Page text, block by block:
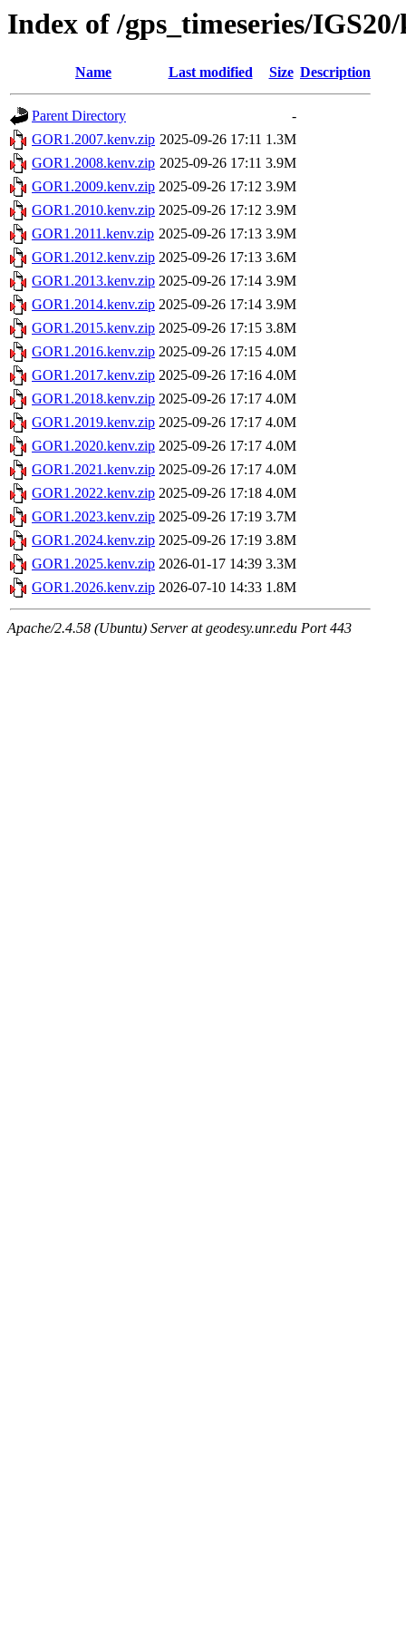
Index of /gps_timeseries/
Name Last modified Size Description
Parent Directory
-
GOR1.2007.kenv.zip 2025-09-26 17:11 1.3M
GOR1.2008.kenv.zip 2025-09-26 17:11 3.9M
GOR1.2009.kenv.zip 2025-09-26 17:12 3.9M
GOR1.2010.kenv.zip 2025-09-26 17:12 3.9M
GOR1.2011.kenv.zip 2025-09-26 17:13 3.9M
GOR1.2012.kenv.zip 2025-09-26 17:13 3.6M
GOR1.2013.kenv.zip 2025-09-26 17:14 3.9M
GOR1.2014.kenv.zip 2025-09-26 17:14 3.9M
GOR1.2015.kenv.zip 2025-09-26 17:15 3.8M
GOR1.2016.kenv.zip 2025-09-26 17:15 4.0M
GOR1.2017.kenv.zip 2025-09-26 17:16 4.0M
GOR1.2018.kenv.zip 2025-09-26 17:17 4.0M
GOR1.2019.kenv.zip 2025-09-26 17:17 4.0M
GOR1.2020.kenv.zip 2025-09-26 17:17 4.0M
GOR1.2021.kenv.zip 2025-09-26 17:17 4.0M
GOR1.2022.kenv.zip 2025-09-26 17:18 4.0M
GOR1.2023.kenv.zip 2025-09-26 17:19 3.7M
GOR1.2024.kenv.zip 2025-09-26 17:19 3.8M
GOR1.2025.kenv.zip 2026-01-17 14:39 3.3M
GOR1.2026.kenv.zip 2026-07-10 14:33 1.8M
Apache/2.4.58 (Ubuntu) Server at geodesy.unr.edu Port 443